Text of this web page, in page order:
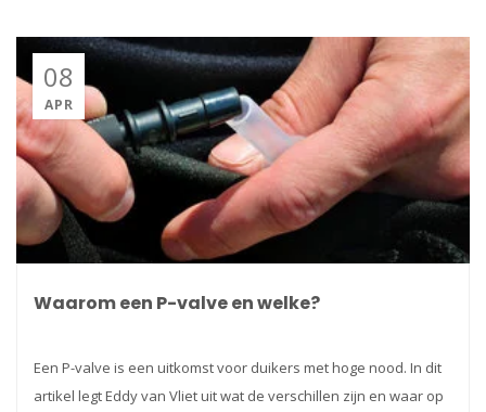
08
APR
Waarom een P-valve en welke?
Een P-valve is een uitkomst voor duikers met hoge nood. In dit
artikel legt Eddy van Vliet uit wat de verschillen zijn en waar op